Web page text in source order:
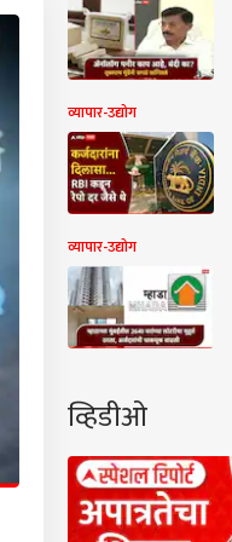
व्यापार-उद्योग
व्यापार-उद्योग
व्हिडीओ